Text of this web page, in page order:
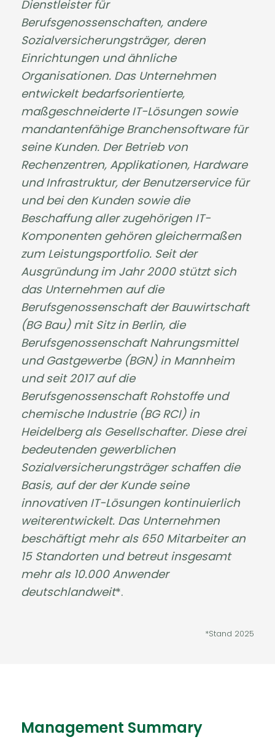
Dienstleister für
Berufsgenossenschaften, andere
Sozialversicherungsträger, deren
Einrichtungen und ähnliche
Organisationen. Das Unternehmen
entwickelt bedarfsorientierte,
maßgeschneiderte IT-Lösungen sowie
mandantenfähige Branchensoftware für
seine Kunden. Der Betrieb von
Rechenzentren, Applikationen, Hardware
und Infrastruktur, der Benutzerservice für
und bei den Kunden sowie die
Beschaffung aller zugehörigen IT-
Komponenten gehören gleichermaßen
zum Leistungsportfolio. Seit der
Ausgründung im Jahr 2000 stützt sich
das Unternehmen auf die
Berufsgenossenschaft der Bauwirtschaft
(BG Bau) mit Sitz in Berlin, die
Berufsgenossenschaft Nahrungsmittel
und Gastgewerbe (BGN) in Mannheim
und seit 2017 auf die
Berufsgenossenschaft Rohstoffe und
chemische Industrie (BG RCI) in
Heidelberg als Gesellschafter. Diese drei
bedeutenden gewerblichen
Sozialversicherungsträger schaffen die
Basis, auf der der Kunde seine
innovativen IT-Lösungen kontinuierlich
weiterentwickelt. Das Unternehmen
beschäftigt mehr als 650 Mitarbeiter an
15 Standorten und betreut insgesamt
mehr als 10.000 Anwender
deutschlandweit*.
*Stand 2025
Management Summary